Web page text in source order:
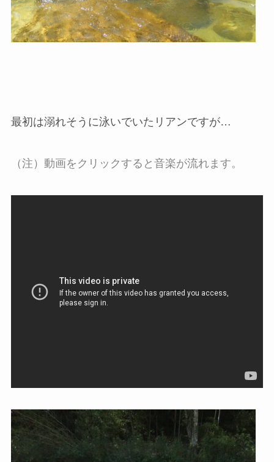
最初は溺れそうに泳いでいたリアンですが…
（注）動画をクリックすると音楽が流れます。